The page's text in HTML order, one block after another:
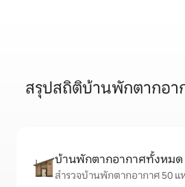
สรุปสถิติบ้านพักตากอาก
บ้านพักตากอากาศทั้งหมด
สำรวจบ้านพักตากอากาศ 50 แ